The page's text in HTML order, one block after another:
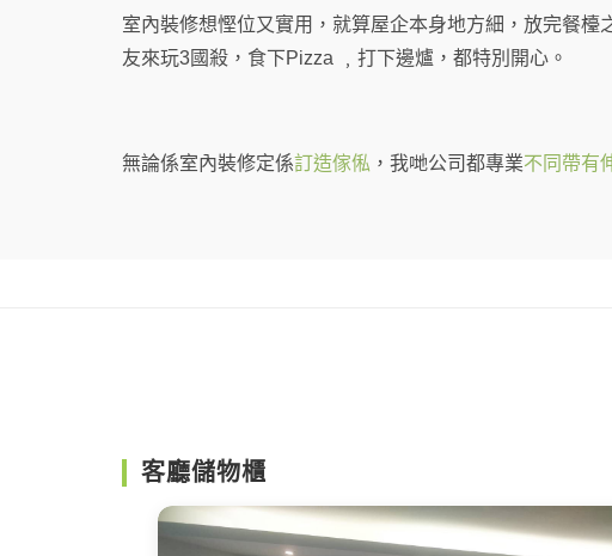
室內裝修想慳位又實用，就算屋企本身地方細，放完餐
友來玩3國殺，食下Pizza ﹐打下邊爐，都特別開心。
無論係室內裝修定係訂造傢俬 ，我哋公司都專業不同帶有
客廳儲物櫃